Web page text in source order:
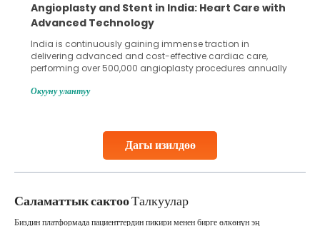
Дагы изилдөө
Angioplasty and Stent in India: Heart Care with
Advanced Technology
India is continuously gaining immense traction in
delivering advanced and cost-effective cardiac care,
performing over 500,000 angioplasty procedures annually
globe are searching for treatments like angioplasty and
Studies, such as one published
Окууну улантуу
Саламаттык сактооТалкуулар
Биздин платформада пациенттердин пикири менен бирге өлкөнүн эң